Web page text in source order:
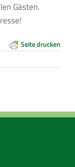
Gästen.
Seite drucken